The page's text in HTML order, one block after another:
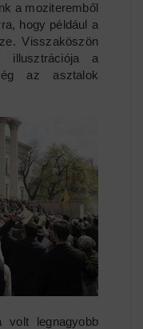
a moziteremből
hogy például a
Visszaköszön
illusztrációja a
az asztalok
legnagyobb